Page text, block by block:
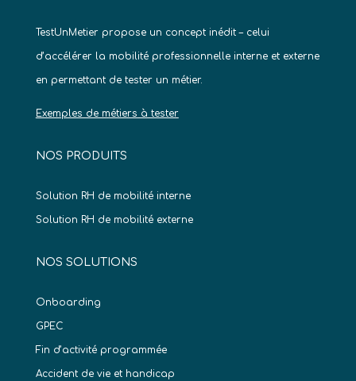
TestUnMetier propose un concept inédit – celui
d’accélérer la mobilité professionnelle interne et externe
en permettant de tester un métier.
Exemples de métiers à tester
NOS PRODUITS
Solution RH de mobilité interne
Solution RH de mobilité externe
NOS SOLUTIONS
Onboarding
GPEC
Fin d’activité programmée
Accident de vie et handicap